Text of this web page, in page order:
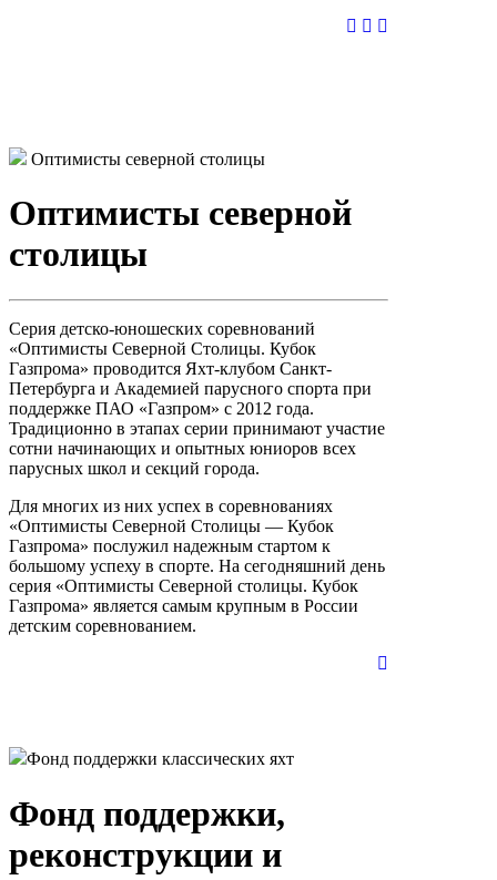
Оптимисты северной столицы
Оптимисты северной
столицы
Серия детско-юношеских соревнований
«Оптимисты Северной Столицы. Кубок
Газпрома» проводится Яхт-клубом Санкт-
Петербурга и Академией парусного спорта при
поддержке ПАО «Газпром» с 2012 года.
Традиционно в этапах серии принимают участие
сотни начинающих и опытных юниоров всех
парусных школ и секций города.
Для многих из них успех в соревнованиях
«Оптимисты Северной Столицы — Кубок
Газпрома» послужил надежным стартом к
большому успеху в спорте. На сегодняшний день
серия «Оптимисты Северной столицы. Кубок
Газпрома» является самым крупным в России
детским соревнованием.
Фонд поддержки классических яхт
Фонд поддержки,
реконструкции и